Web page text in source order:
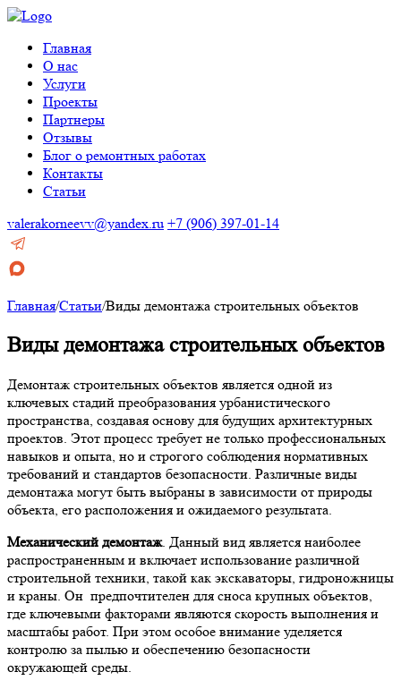
Главная
О нас
Услуги
Проекты
Партнеры
Отзывы
Блог о ремонтных работах
Контакты
Статьи
valerakorneevv@yandex.ru +7 (906) 397-01-14
Главная/Статьи/Виды демонтажа строительных объектов
Виды демонтажа строительных объектов
Демонтаж строительных объектов является одной из
ключевых стадий преобразования урбанистического
пространства, создавая основу для будущих архитектурных
проектов. Этот процесс требует не только профессиональных
навыков и опыта, но и строгого соблюдения нормативных
требований и стандартов безопасности. Различные виды
демонтажа могут быть выбраны в зависимости от природы
объекта, его расположения и ожидаемого результата.
Механический демонтаж. Данный вид является наиболее
распространенным и включает использование различной
строительной техники, такой как экскаваторы, гидроножницы
и краны. Он предпочтителен для сноса крупных объектов,
где ключевыми факторами являются скорость выполнения и
масштабы работ. При этом особое внимание уделяется
контролю за пылью и обеспечению безопасности
окружающей среды.